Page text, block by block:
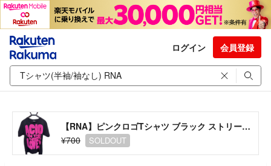
ログイン 会員登録
【RNA】ピンクロゴTシャツ ブラック ストリート系
¥700
SOLDOUT